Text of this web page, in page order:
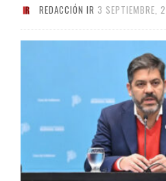
REDACCIÓN IR 3 SEPTIEMBRE,